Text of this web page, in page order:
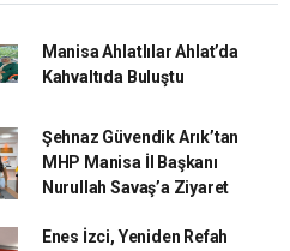
Manisa Ahlatlılar Ahlat’da
Kahvaltıda Buluştu
Şehnaz Güvendik Arık’tan
MHP Manisa İl Başkanı
Nurullah Savaş’a Ziyaret
Enes İzci, Yeniden Refah